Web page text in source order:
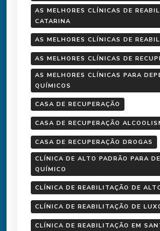
AS MELHORES CLÍNICAS DE
CATARINA
AS MELHORES CLÍNICAS DE
AS MELHORES CLÍNICAS DE
AS MELHORES CLÍNICAS PARA
QUÍMICOS
CASA DE RECUPERAÇÃO
CASA DE RECUPERAÇÃO
CASA DE RECUPERAÇÃO DROGAS
CLÍNICA DE ALTO PADRÃO PARA
QUÍMICO
CLÍNICA DE REABILITAÇÃO DE
CLÍNICA DE REABILITAÇÃO DE
CLÍNICA DE REABILITAÇÃO EM